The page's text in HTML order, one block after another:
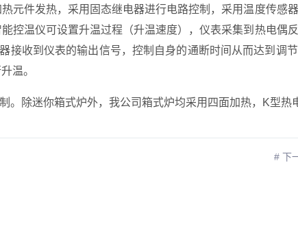
元件发热，采用固态继电器进行电路控制，采用温度传感
控温仪可设置升温过程（升温速度），仪表采集到热电偶
接收到仪表的输出信号，控制自身的通断时间从而达到调节
温。
。除迷你箱式炉外，我公司箱式炉均采用四面加热，K型热
# 下